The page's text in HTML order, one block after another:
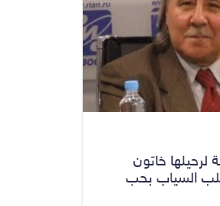
لرحيلها خاتون
السياب بحب